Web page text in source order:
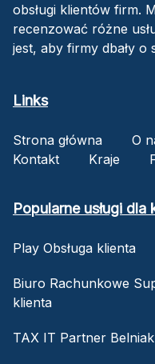
obsługi klientów firm.
recenzować różne
jest, aby firmy dbały o
Links
Strona główna O
Kontakt
Kraje
Popularne usługi dla
Play Obsługa klienta
Biuro Rachunkowe
klienta
TAX IT Partner Belniak